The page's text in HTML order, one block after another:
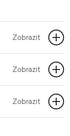
Zobrazit
Zobrazit
Zobrazit